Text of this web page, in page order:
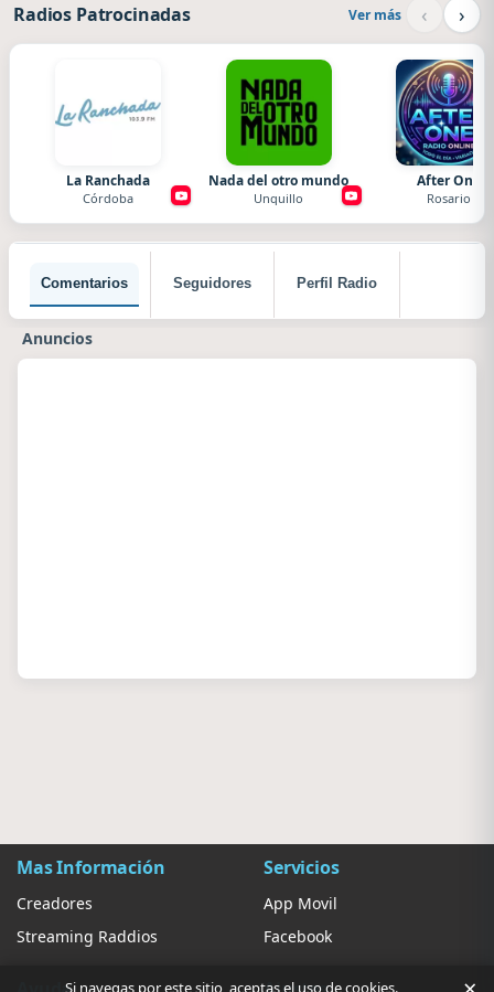
Radios Patrocinadas Ver más ‹ ›
La Ranchada
Córdoba
Nada del otro mundo
Unquillo
After One
Rosario
Comentarios Seguidores Perfil Radio
Anuncios
Mas Información
Creadores
Streaming Raddios
Servicios
App Movil
Facebook
Si navegas por este sitio, aceptas el uso de cookies.